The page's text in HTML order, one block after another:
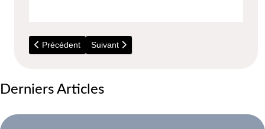
Article précédent : 2023 - Janvier - Voeux de la Municipalité
Précédent Article suivant : 2022 - 11 Novembre -
Suivant
Derniers Articles